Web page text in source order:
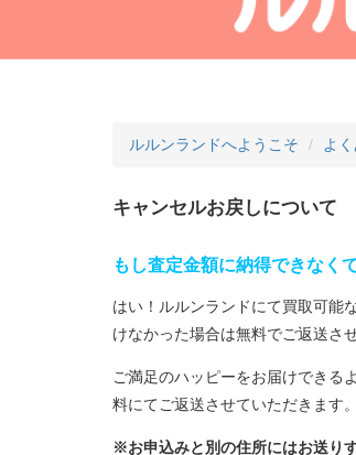
ルルンランドへようこそ よ
キャンセルお戻しについて
もし査定金額に納得できなく
はい！ルルンランドにて買取可能
けなかった場合は無料でご返送さ
ご満足のハッピーをお届けできる
料にてご返送させていただきます。
※お申込みと別の住所にはお送り